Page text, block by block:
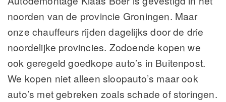
noorden van de provincie Groningen. Maar
onze chauffeurs rijden dagelijks door de drie
noordelijke provincies. Zodoende kopen we
ook geregeld goedkope auto’s in Buitenpost.
We kopen niet alleen sloopauto’s maar ook
auto’s met gebreken zoals schade of storingen.